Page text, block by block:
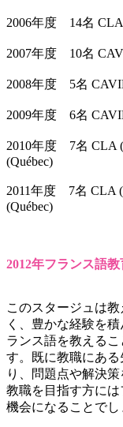
2006年度 14名 CLA
2007年度 10名
2008年度 5名
2009年度 6名
2010年度 7名 CLA
(Québec)
2011年度 7名 CLA
(Québec)
2012年フランス語
このスタージュは
く、豊かな経験を
ランス語を教える
す。既に教職にあ
り、問題点や解決
教職を目指す方に
機会になることでし